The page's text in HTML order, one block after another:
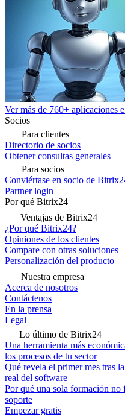
Ver más de 760+ aplicaciones
Socios
Para clientes
Directorio de socios
Obtener consultas generales
Para socios
Conviértase en socio de
Partner login
Por qué Bitrix24
Ventajas de Bitrix24
¿Por qué Bitrix24?
Opiniones de los clientes
Compare con otras soluciones
Personalización del producto
Nuestra empresa
Acerca de nosotros
Contáctenos
En la prensa
Legal
Lo último de Bitrix24
Una herramienta más
los procesos de tu sector
Qué revela el primer mes tras
real del software
Por qué una sola formación no
soporte
Empezar gratis